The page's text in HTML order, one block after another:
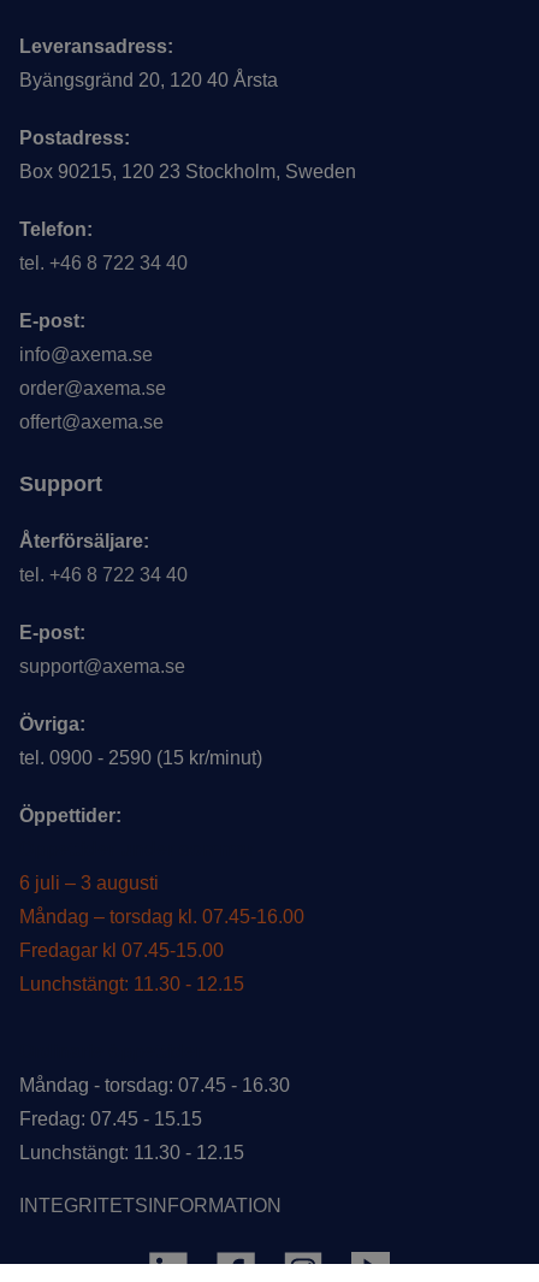
Leveransadress:
Byängsgränd 20, 120 40 Årsta
Postadress:
Box 90215, 120 23 Stockholm, Sweden
Telefon:
tel. +46 8 722 34 40
E-post:
info@axema.se
order@axema.se
offert@axema.se
Support
Återförsäljare:
tel. +46 8 722 34 40
E-post:
support@axema.se
Övriga:
tel. 0900 - 2590 (15 kr/minut)
Öppettider:
6 juli – 3 augusti
Måndag – torsdag kl. 07.45-16.00
Fredagar kl 07.45-15.00
Lunchstängt: 11.30 - 12.15
Måndag - torsdag: 07.45 - 16.30
Fredag: 07.45 - 15.15
Lunchstängt: 11.30 - 12.15
INTEGRITETSINFORMATION